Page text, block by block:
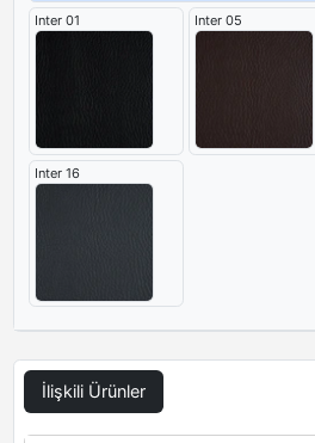
Inter 01 Inter 05
Inter 16
İlişkili Ürünler